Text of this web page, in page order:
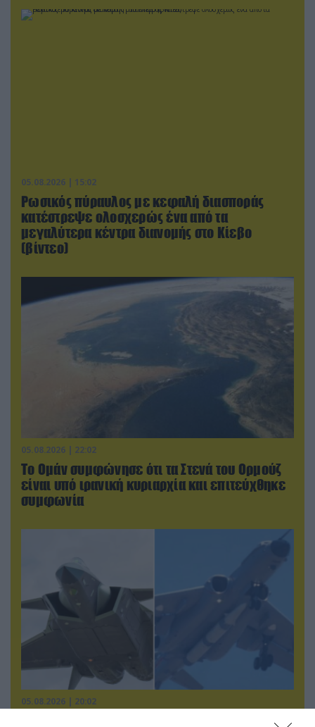
05.08.2026 | 15:02
Ρωσικός πύραυλος με κεφαλή διασποράς
κατέστρεψε ολοσχερώς ένα από τα
μεγαλύτερα κέντρα διανομής στο Κίεβο
(βίντεο)
05.08.2026 | 22:02
Το Ομάν συμφώνησε ότι τα Στενά του Ορμούζ
είναι υπό ιρανική κυριαρχία και επιτεύχθηκε
συμφωνία
05.08.2026 | 20:02